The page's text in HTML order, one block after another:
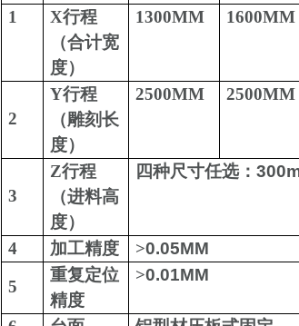
1
X行程
（合计宽
度）
1300MM 1600MM
2
Y行程
（雕刻长
度）
2500MM 2500MM
3
Z行程
（进料高
度）
四种尺寸任选：
4 加工精度 >0.05MM
5
重复定位
精度
>0.01MM